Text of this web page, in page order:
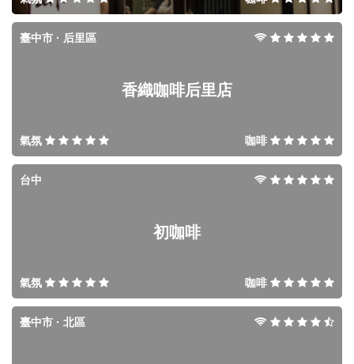
香織咖啡后里店
臺中市 · 后里區
氣氛 咖啡
初咖啡
台中
氣氛 咖啡
臺中市 · 北區